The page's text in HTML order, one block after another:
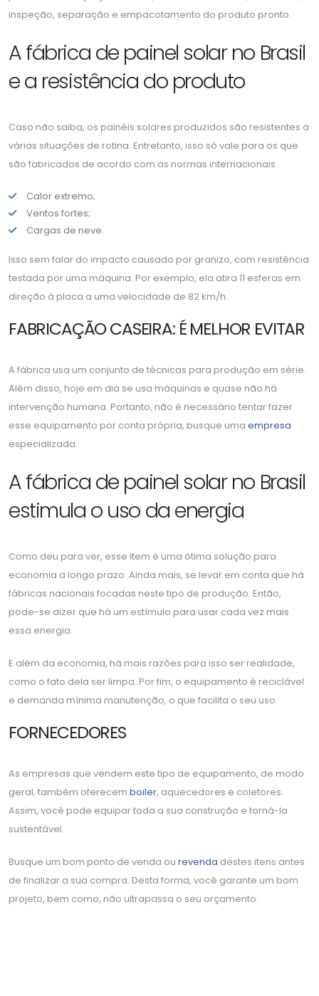
inspeção, separação e empacotamento do produto pronto.
A fábrica de painel solar no Brasil
e a resistência do produto
Caso não saiba, os painéis solares produzidos são resistentes a
várias situações de rotina. Entretanto, isso só vale para os que
são fabricados de acordo com as normas internacionais.
Calor extremo;
Ventos fortes;
Cargas de neve.
Isso sem falar do impacto causado por granizo, com resistência
testada por uma máquina. Por exemplo, ela atira 11 esferas em
direção à placa a uma velocidade de 82 km/h.
FABRICAÇÃO CASEIRA: É MELHOR EVITAR
A fábrica usa um conjunto de técnicas para produção em série.
Além disso, hoje em dia se usa máquinas e quase não há
intervenção humana. Portanto, não é necessário tentar fazer
esse equipamento por conta própria, busque uma empresa
especializada.
A fábrica de painel solar no Brasil
estimula o uso da energia
Como deu para ver, esse item é uma ótima solução para
economia a longo prazo. Ainda mais, se levar em conta que há
fábricas nacionais focadas neste tipo de produção. Então,
pode-se dizer que há um estímulo para usar cada vez mais
essa energia.
E além da economia, há mais razões para isso ser realidade,
como o fato dela ser limpa. Por fim, o equipamento é reciclável
e demanda mínima manutenção, o que facilita o seu uso.
FORNECEDORES
As empresas que vendem este tipo de equipamento, de modo
geral, também oferecem boiler, aquecedores e coletores.
Assim, você pode equipar toda a sua construção e torná-la
sustentável.
Busque um bom ponto de venda ou revenda destes itens antes
de finalizar a sua compra. Desta forma, você garante um bom
projeto, bem como, não ultrapassa o seu orçamento.